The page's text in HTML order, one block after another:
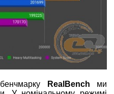
RealBench ми